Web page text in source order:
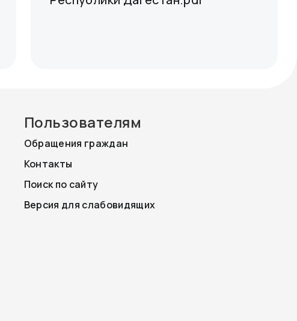
Пользователям
Обращения граждан
Контакты
Поиск по сайту
Версия для слабовидящих